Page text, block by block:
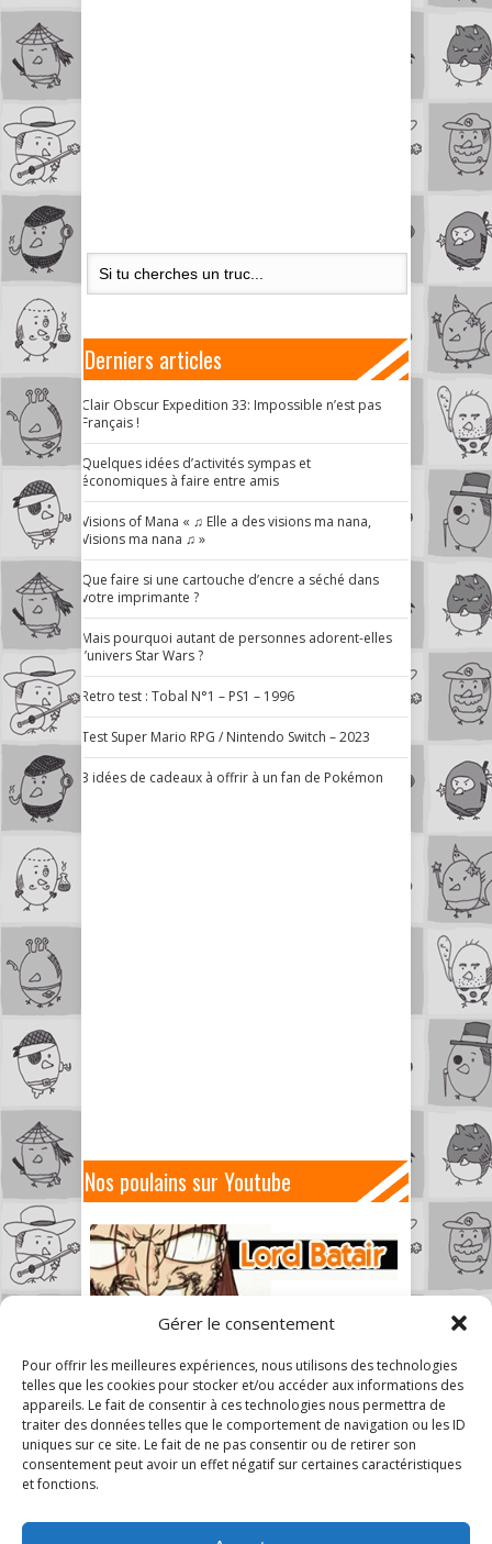
Gérer le consentement
Pour offrir les meilleures expériences, nous utilisons des technologies
telles que les cookies pour stocker et/ou accéder aux informations des
appareils. Le fait de consentir à ces technologies nous permettra de
traiter des données telles que le comportement de navigation ou les ID
uniques sur ce site. Le fait de ne pas consentir ou de retirer son
consentement peut avoir un effet négatif sur certaines caractéristiques
et fonctions.
Derniers articles
Clair Obscur Expedition 33: Impossible n’est pas
Français !
Quelques idées d’activités sympas et
économiques à faire entre amis
Visions of Mana « ♫ Elle a des visions ma nana,
Visions ma nana ♫ »
Que faire si une cartouche d’encre a séché dans
votre imprimante ?
Mais pourquoi autant de personnes adorent-elles
l’univers Star Wars ?
Retro test : Tobal N°1 – PS1 – 1996
Test Super Mario RPG / Nintendo Switch – 2023
3 idées de cadeaux à offrir à un fan de Pokémon
Nos poulains sur Youtube